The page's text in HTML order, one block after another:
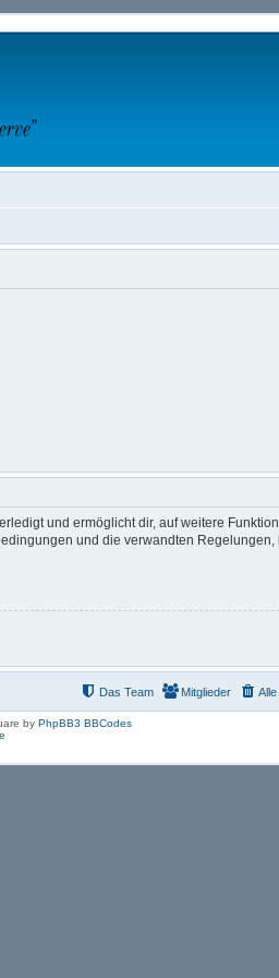
und ermöglicht dir, auf weitere
und die verwandten
Mitglieder
Das Team
by PhpBB3 BBCodes